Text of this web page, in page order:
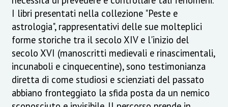
I libri presentati nella collezione "Peste e
astrologia", rappresentativi delle sue molteplici
forme storiche tra il secolo XIV e l'inizio del
secolo XVI (manoscritti medievali e rinascimentali,
incunaboli e cinquecentine), sono testimonianza
diretta di come studiosi e scienziati del passato
abbiano fronteggiato la sfida posta da un nemico